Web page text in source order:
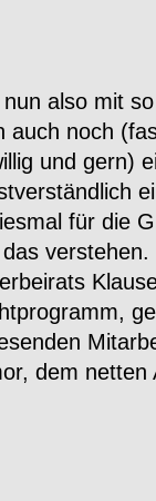
also mit
auch noch
und gern)
für die
dem